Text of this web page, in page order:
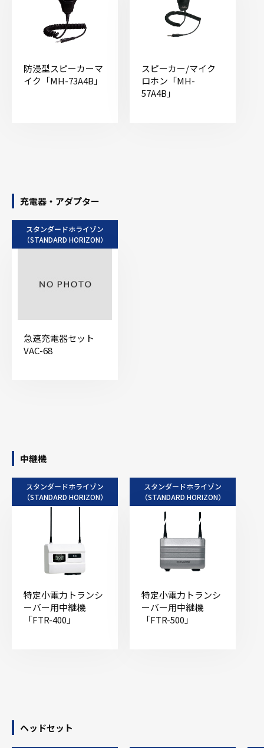
防浸型スピーカーマ
イク「MH-73A4B」
スピーカー/マイク
ロホン「MH-
57A4B」
充電器・アダプター
スタンダードホライゾン
（STANDARD HORIZON）
急速充電器セット
VAC-68
中継機
スタンダードホライゾン
（STANDARD HORIZON）
特定小電力トランシ
ーバー用中継機
「FTR-400」
スタンダードホライゾン
（STANDARD HORIZON）
特定小電力トランシ
ーバー用中継機
「FTR-500」
ヘッドセット